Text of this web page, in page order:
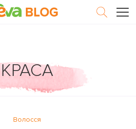
КРАСА
Волосся